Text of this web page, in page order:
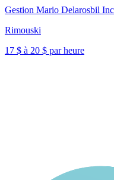
Gestion Mario Delarosbil
Rimouski
17 $ à 20 $ par heure